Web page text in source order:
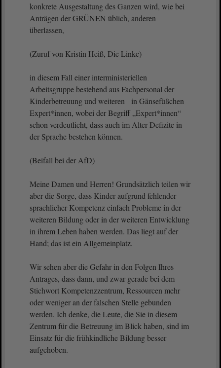
konkrete Ausgestaltung des Ganzen wird, wie bei
Anträgen der GRÜNEN üblich, anderen
überlassen,
(Zuruf von Kristin Heiß, Die Linke)
in diesem Fall einer interministeriellen
Arbeitsgruppe bestehend aus Fachpersonal der
Kinderbetreuung und weiteren in Gänsefüßchen
Expert*innen, wobei der Begriff „Expert*innen“
schon verdeutlicht, dass auch im Alter Defizite in
der Sprache bestehen können.
(Beifall bei der AfD)
Meine Damen und Herren! Grundsätzlich teilen wir
aber die Sorge, dass Kinder aufgrund fehlender
sprachlicher Kompetenz einfach Probleme in der
weiteren Bildung oder in der weiteren Entwicklung
in ihrem Leben haben werden. Das liegt auf der
Hand; das ist ein Allgemeinplatz.
Wir sehen aber die Gefahr in den Folgen Ihres
Antrages, dass dann, und zwar gerade bei dem
Stichwort Kompetenzzentrum, Ressourcen mehr
oder weniger an der falschen Stelle gebunden
werden. Ich denke, die Leute, die Sie in diesem
Zentrum für die Betreuung im Blick haben, sind im
Einsatz für die frühkindliche Bildung besser
aufgehoben.